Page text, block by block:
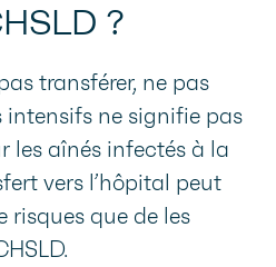
?
transférer, ne pas
intensifs ne signifie pas
les aînés infectés à la
vers l’hôpital peut
risques que de les